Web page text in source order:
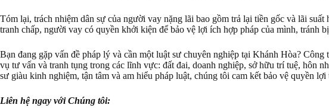
Tóm lại, trách nhiệm dân sự của người vay nặng lãi bao gồm trả lại tiền gốc và lãi
tranh chấp, người vay có quyền khởi kiện để bảo vệ lợi ích hợp pháp của mình, tránh
Bạn đang gặp vấn đề pháp lý và cần một luật sư chuyên nghiệp tại Khánh Hòa?
vụ tư vấn và tranh tụng trong các lĩnh vực: đất đai, doanh nghiệp, sở hữu trí tuệ, hôn
sư giàu kinh nghiệm, tận tâm và am hiểu pháp luật, chúng tôi cam kết bảo vệ quyền lợi
Liên hệ ngay với Chúng tôi: